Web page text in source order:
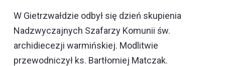
W Gietrzwałdzie odbył się dzień skupienia
Nadzwyczajnych Szafarzy Komunii św.
archidiecezji warmińskiej. Modlitwie
przewodniczył ks. Bartłomiej Matczak.